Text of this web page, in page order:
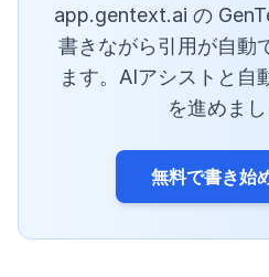
app.gentext.ai の
書きながら引用が自動
ます。AIアシストと自
を進めまし
無料で書き始